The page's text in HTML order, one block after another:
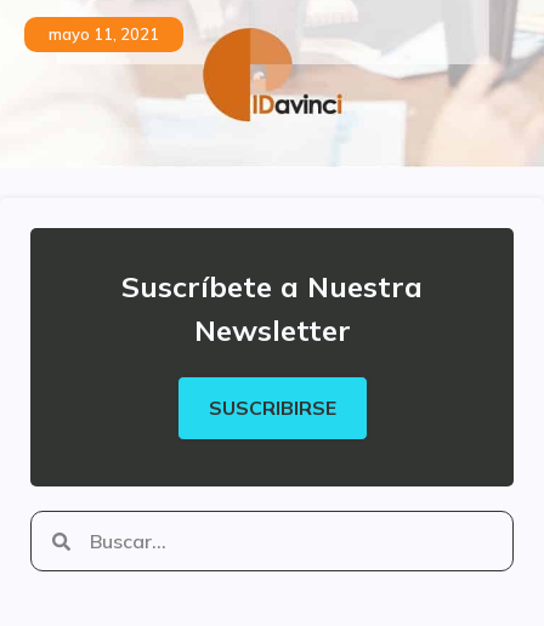
mayo 11, 2021
Suscríbete a Nuestra
Newsletter
SUSCRIBIRSE